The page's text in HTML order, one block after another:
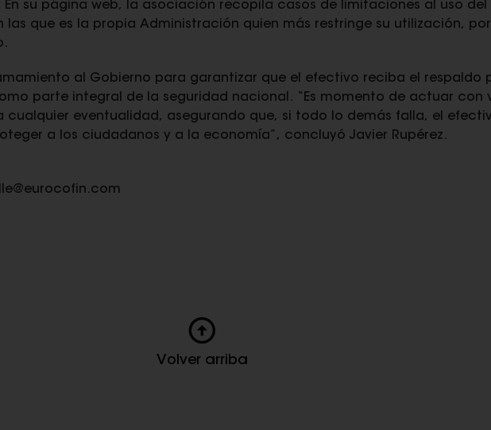
su página web, la asociación recopila casos de limitaciones al uso del
las que es la propia Administración quien más restringe su utilización,
al Gobierno para garantizar que el efectivo reciba el respaldo
parte integral de la seguridad nacional. “Es momento de actuar con
cualquier eventualidad, asegurando que, si todo lo demás falla, el
a los ciudadanos y a la economía” , concluyó Javier Rupérez.
Volver arriba